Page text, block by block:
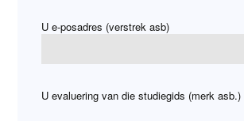
U e-posadres (verstrek asb)
U evaluering van die studiegids (merk asb.)